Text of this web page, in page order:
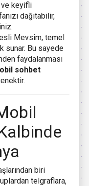
ve keyifli
dağıtabilir,
Mevsim, temel
sunar. Bu sayede
faydalanması
sohbet
biri
telgraflara,